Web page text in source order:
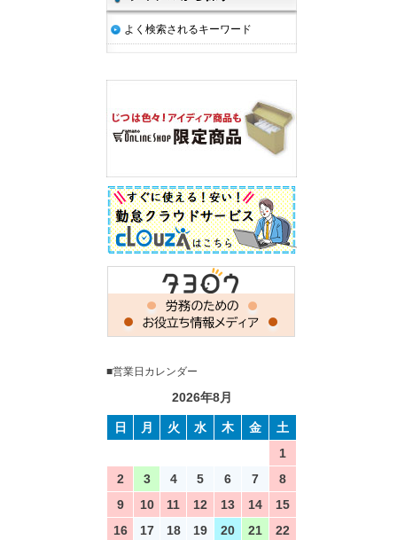
よく検索されるキーワード
■営業日カレンダー
2026年8月
日 月 火 水 木 金
土
1
2
3 4 5 6 7
8
9
10 11 12 13 14
15
16
17 18 19 20 21 22